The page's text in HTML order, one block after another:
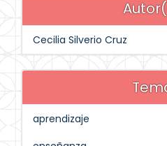
Cecilia Silverio Cruz
aprendizaje